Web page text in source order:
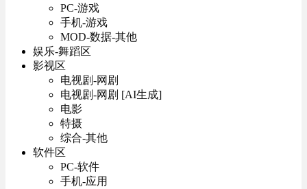
PC-游戏
手机-游戏
MOD-数据-其他
娱乐-舞蹈区
影视区
电视剧-网剧
电视剧-网剧 [AI生成]
电影
特摄
综合-其他
软件区
PC-软件
手机-应用